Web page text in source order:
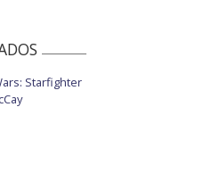
Starfighter